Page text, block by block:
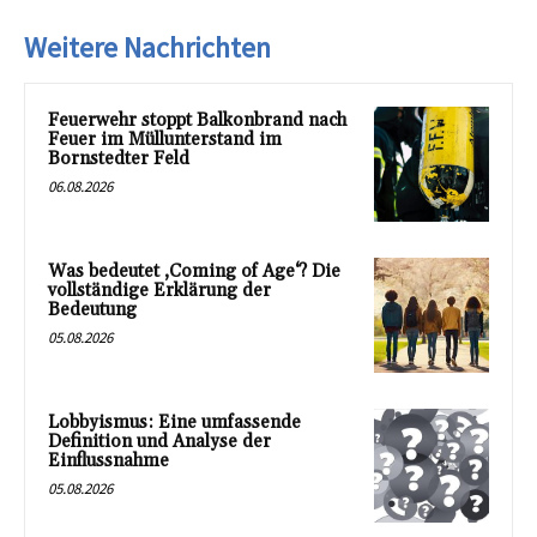
Weitere Nachrichten
Feuerwehr stoppt Balkonbrand nach
Feuer im Müllunterstand im
Bornstedter Feld
06.08.2026
Was bedeutet ‚Coming of Age‘? Die
vollständige Erklärung der
Bedeutung
05.08.2026
Lobbyismus: Eine umfassende
Definition und Analyse der
Einflussnahme
05.08.2026